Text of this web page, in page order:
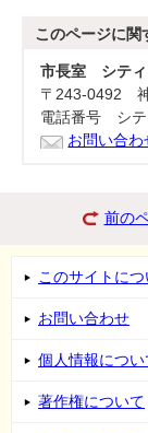
このページに関
市長室 シティ
〒243-0492 神
電話番号 シテ
お問い合わ
前の
このサイトにつ
お問い合わせ
個人情報につい
著作権について